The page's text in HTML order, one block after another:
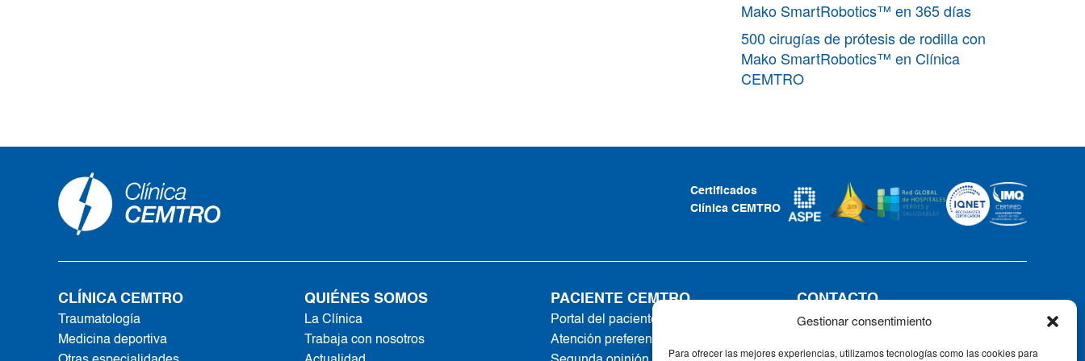
Gestionar consentimiento
Para ofrecer las mejores experiencias, utilizamos tecnologías como las cookies para
Mako SmartRobotics™ en 365 días
500 cirugías de prótesis de rodilla con
Mako SmartRobotics™ en Clínica
CEMTRO
Certificados
Clínica CEMTRO
CLÍNICA CEMTRO
Traumatología
Medicina deportiva
QUIÉNES SOMOS
La Clínica
Trabaja con nosotros
PACIENTE CEMTRO
Portal del paciente
Atención preferente
CONTACTO
Tel: +34 91 735 57 57 | Fax: 91 735